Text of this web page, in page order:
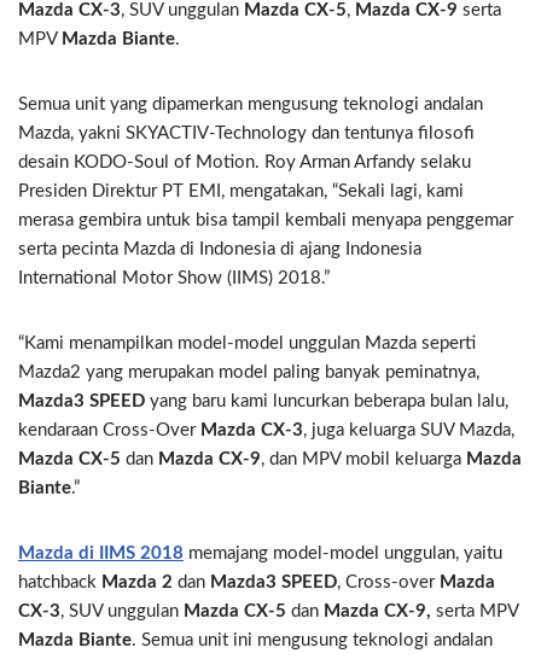
Mazda CX-3, SUV unggulan Mazda CX-5, Mazda CX-9 serta
MPV Mazda Biante.
Semua unit yang dipamerkan mengusung teknologi andalan
Mazda, yakni SKYACTIV-Technology dan tentunya filosofi
desain KODO-Soul of Motion. Roy Arman Arfandy selaku
Presiden Direktur PT EMI, mengatakan, “Sekali lagi, kami
merasa gembira untuk bisa tampil kembali menyapa penggemar
serta pecinta Mazda di Indonesia di ajang Indonesia
International Motor Show (IIMS) 2018.”
“Kami menampilkan model-model unggulan Mazda seperti
Mazda2 yang merupakan model paling banyak peminatnya,
Mazda3 SPEED yang baru kami luncurkan beberapa bulan lalu,
kendaraan Cross-Over Mazda CX-3, juga keluarga SUV Mazda,
Mazda CX-5 dan Mazda CX-9, dan MPV mobil keluarga Mazda
Biante.”
Mazda di IIMS 2018 memajang model-model unggulan, yaitu
hatchback Mazda 2 dan Mazda3 SPEED, Cross-over Mazda
CX-3, SUV unggulan Mazda CX-5 dan Mazda CX-9, serta MPV
Mazda Biante. Semua unit ini mengusung teknologi andalan